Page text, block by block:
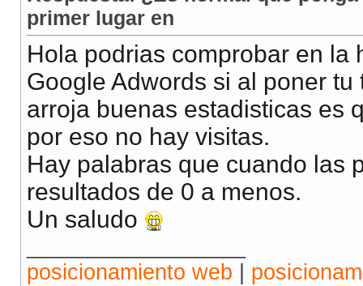
primer lugar en
Hola podrias comprobar en la
Google Adwords si al poner
arroja buenas estadisticas es
por eso no hay visitas.
Hay palabras que cuando las
resultados de 0 a menos.
Un saludo
posicionamiento web |